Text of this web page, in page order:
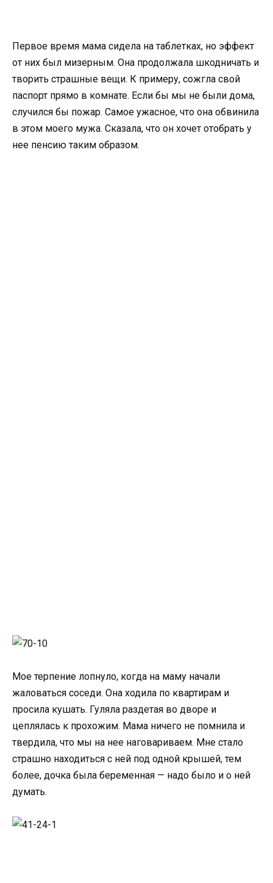
Первое время мама сидела на таблетках, но эффект
от них был мизерным. Она продолжала шкодничать и
творить страшные вещи. К примеру, сожгла свой
паспорт прямо в комнате. Если бы мы не были дома,
случился бы пожар. Самое ужасное, что она обвинила
в этом моего мужа. Сказала, что он хочет отобрать у
нее пенсию таким образом.
Мое терпение лопнуло, когда на маму начали
жаловаться соседи. Она ходила по квартирам и
просила кушать. Гуляла раздетая во дворе и
цеплялась к прохожим. Мама ничего не помнила и
твердила, что мы на нее наговариваем. Мне стало
страшно находиться с ней под одной крышей, тем
более, дочка была беременная — надо было и о ней
думать.